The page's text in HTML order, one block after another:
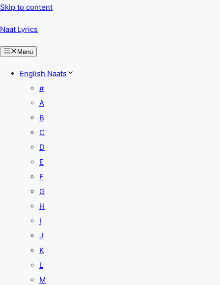
Skip to content
Naat Lyrics
Menu
English Naats
#
A
B
C
D
E
F
G
H
I
J
K
L
M